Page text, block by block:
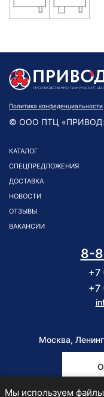
Политика конфеденциальности
© ООО ПТЦ
КАТАЛОГ
СПЕЦПРЕДЛОЖЕНИЯ
ДОСТАВКА
НОВОСТИ
ОТЗЫВЫ
ВАКАНСИИ
8-
+7
+7
Москва,
Мы используем